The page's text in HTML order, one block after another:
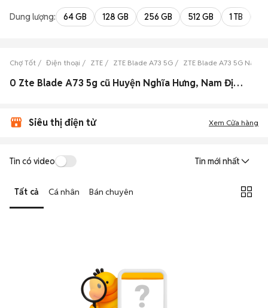
Dung lượng: 64 GB 128 GB 256 GB 512 GB 1 TB
Chợ Tốt Điện thoại ZTE ZTE Blade A73 5G ZTE Blade A73 5G Nam
0 Zte Blade A73 5g cũ Huyện Nghĩa Hưng, Nam Định đẹp
Siêu thị điện tử Xem Cửa hàng
Tin có video Tin mới nhất
Tất cả Cá nhân Bán chuyên